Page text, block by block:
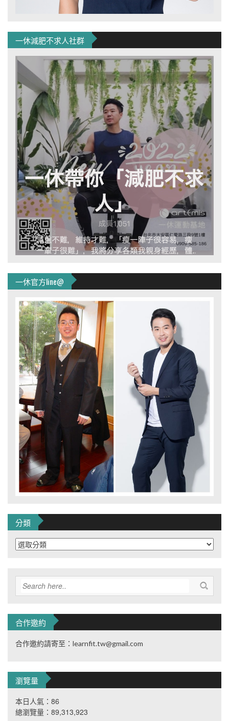
一休減肥不求人社群
一休官方line@
分類
分
類
合作邀約
合作邀約請寄至：learnfit.tw@gmail.com
瀏覽量
本日人氣：86
總瀏覽量：89,313,923